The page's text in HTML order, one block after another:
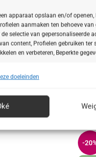
apparaat opslaan en/of
aanmaken ten behoeve
selectie van gepersonaliseerde
content, Profielen gebruiken ter
en verbeteren, Beperkte
linken, Apparaten
voor beveiliging, fraude
Advertenties en content
doeleinden
-